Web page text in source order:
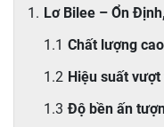
Lơ Bilee – Ổn
Chất lượng cao
Hiệu suất
Độ bền ấn